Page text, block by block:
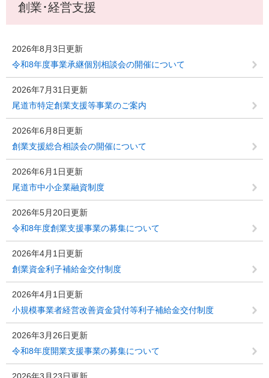
創業･経営支援
2026年8月3日更新
令和8年度事業承継個別相談会の開催について
2026年7月31日更新
尾道市特定創業支援等事業のご案内
2026年6月8日更新
創業支援総合相談会の開催について
2026年6月1日更新
尾道市中小企業融資制度
2026年5月20日更新
令和8年度創業支援事業の募集について
2026年4月1日更新
創業資金利子補給金交付制度
2026年4月1日更新
小規模事業者経営改善資金貸付等利子補給金交付制度
2026年3月26日更新
令和8年度開業支援事業の募集について